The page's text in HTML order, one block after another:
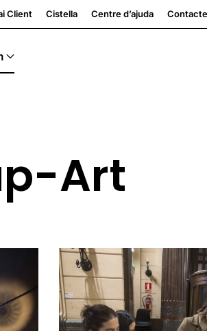
Client Cistella Centre d’ajuda Contacte
Art